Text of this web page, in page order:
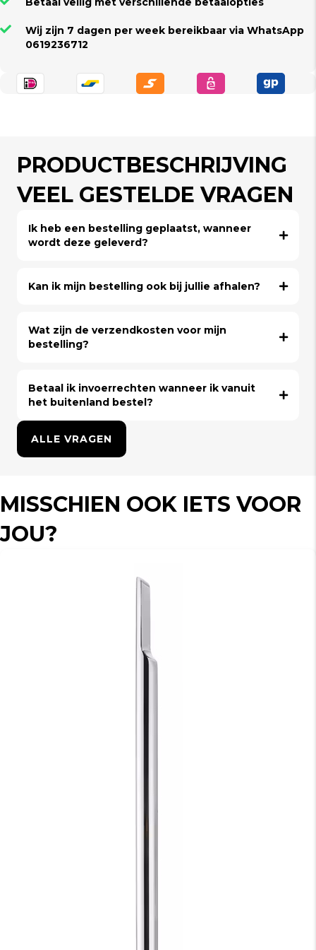
Wij zijn 7 dagen per week bereikbaar via WhatsApp
0619236712
PRODUCTBESCHRIJVING
VEEL GESTELDE VRAGEN
Ik heb een bestelling geplaatst, wanneer
wordt deze geleverd?
Kan ik mijn bestelling ook bij jullie afhalen?
Wat zijn de verzendkosten voor mijn
bestelling?
Betaal ik invoerrechten wanneer ik vanuit
het buitenland bestel?
ALLE VRAGEN
MISSCHIEN OOK IETS VOOR
JOU?